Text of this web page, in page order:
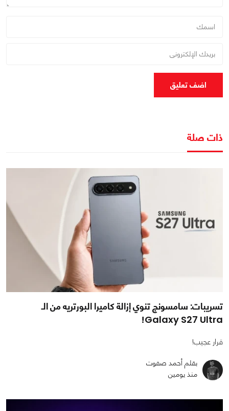
اضف تعليق
ذات صلة
تسريبات: سامسونج تنوي إزالة كاميرا البورتريه من الـ
Galaxy S27 Ultra!
قرار عجيب!
بقلم أحمد صفوت
منذ يومين